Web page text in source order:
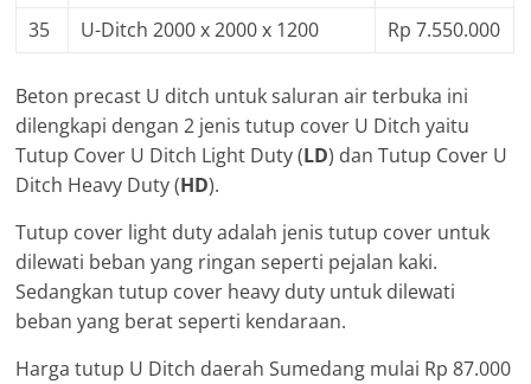
35
U-Ditch 2000 x 2000 x 1200 Rp 7.550.000
Beton precast U ditch untuk saluran air terbuka ini
dilengkapi dengan 2 jenis tutup cover U Ditch yaitu
Tutup Cover U Ditch Light Duty (LD) dan Tutup Cover U
Ditch Heavy Duty (HD).
Tutup cover light duty adalah jenis tutup cover untuk
dilewati beban yang ringan seperti pejalan kaki.
Sedangkan tutup cover heavy duty untuk dilewati
beban yang berat seperti kendaraan.
Harga tutup U Ditch daerah Sumedang mulai Rp 87.000